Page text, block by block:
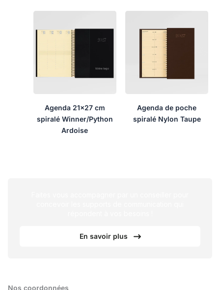
Agenda 21×27 cm
spiralé Winner/Python
Ardoise
Agenda de poche
spiralé Nylon Taupe
En savoir plus
Nos coordonnées